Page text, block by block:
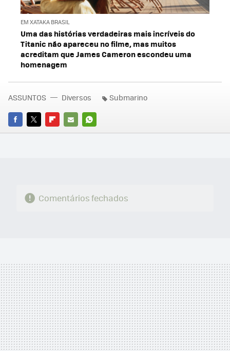
EM XATAKA BRASIL
Uma das histórias verdadeiras mais incríveis do
Titanic não apareceu no filme, mas muitos
acreditam que James Cameron escondeu uma
homenagem
FACEBOOK
TWITTERFLIPBOARD
E-
WHATSAPP
ASSUNTOS Diversos Submarino
Comentários fechados